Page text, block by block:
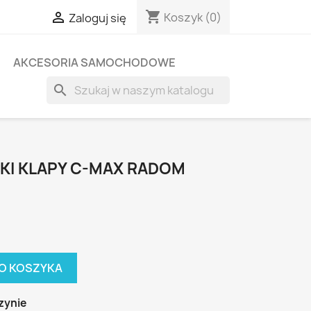
 Zaloguj się shopping_cart Koszyk (0)
AKCESORIA SAMOCHODOWE
search
KLAPY C-MAX RADOM
KOSZYKA